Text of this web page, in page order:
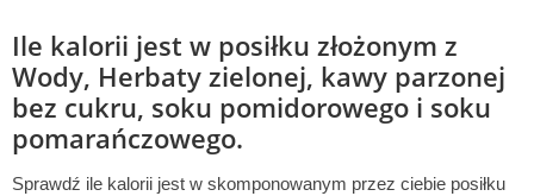
Ile kalorii jest w posiłku złożonym z
Wody, Herbaty zielonej, kawy parzonej
bez cukru, soku pomidorowego i soku
pomarańczowego.
Sprawdź ile kalorii jest w ​skomponowanym przez ciebie posiłku